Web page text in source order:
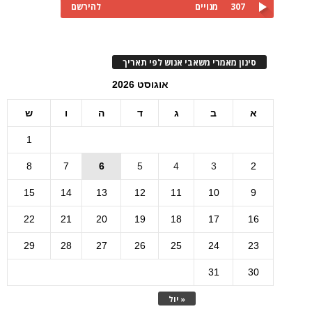
307 מנויים להירשם
סינון מאמרי משאבי אנוש לפי תאריך
אוגוסט 2026
א ב ג ד ה ו ש
« יול
1
2
3
4
5
6
7
8
9
10
11
12
13
14
15
16
17
18
19
20
21
22
23
24
25
26
27
28
29
30
31